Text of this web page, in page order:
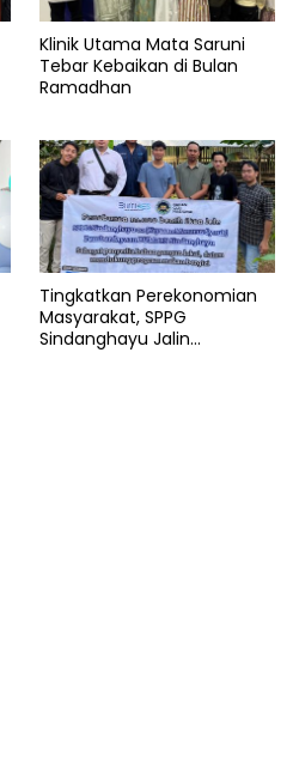
Klinik Utama Mata Saruni
Tebar Kebaikan di Bulan
Ramadhan
Tingkatkan Perekonomian
Masyarakat, SPPG
Sindanghayu Jalin